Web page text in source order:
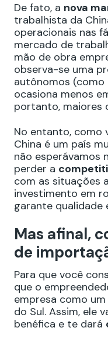
De fato, a nova
trabalhista da
operacionais nas
mercado de
mão de obra
observa-se uma
autônomos (como
ocasiona menos
portanto, maiores
No entanto, como
China é um país
não esperávamos
perder a
com as situações
investimento em
garante
Mas afinal,
de
Para que você
que o
empresa como
do Sul. Assim, ele
benéfica e te dará